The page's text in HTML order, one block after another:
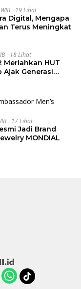
19 Lihat
Digital, Mengapa
Terus Meningkat
18 Lihat
Meriahkan HUT
Ajak Generasi
17 Lihat
Jadi Brand
MONDIAL